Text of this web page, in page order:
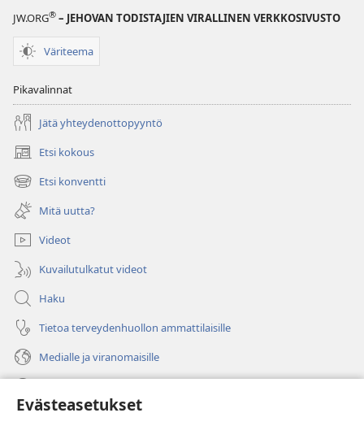
Evästeasetukset
JW.ORG® – JEHOVAN TODISTAJIEN VIRALLINEN VERKKOSIVUSTO
Väriteema
Pikavalinnat
Jätä yhteydenottopyyntö
Etsi kokous
(avaa
uuden
ikkunan)
Etsi konventti
(avaa
uuden
ikkunan)
Mitä uutta?
Videot
Kuvailutulkatut videot
Haku
Tietoa terveydenhuollon ammattilaisille
Medialle ja viranomaisille